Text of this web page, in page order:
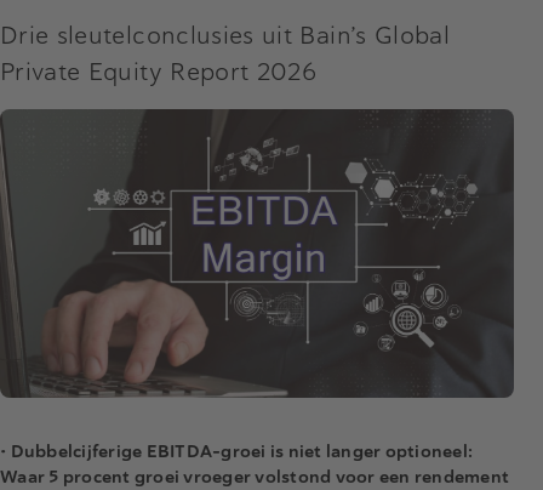
Drie sleutelconclusies uit Bain’s Global
Private Equity Report 2026
• Dubbelcijferige EBITDA-groei is niet langer optioneel:
Waar 5 procent groei vroeger volstond voor een rendement